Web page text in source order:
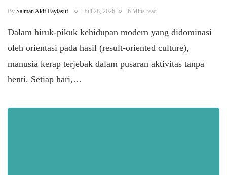
By Salman Akif Faylasuf Juli 28, 2026 6 Mins read
Dalam hiruk-pikuk kehidupan modern yang didominasi
oleh orientasi pada hasil (result-oriented culture),
manusia kerap terjebak dalam pusaran aktivitas tanpa
henti. Setiap hari,…